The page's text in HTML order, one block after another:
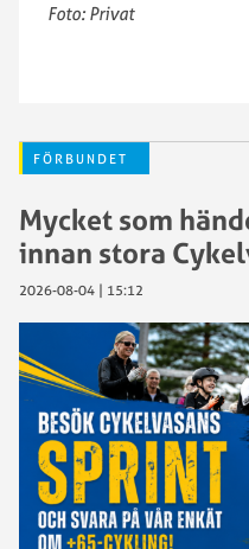
Foto: Privat
FÖRBUNDET
Mycket som
innan stora
2026-08-04 | 15:12